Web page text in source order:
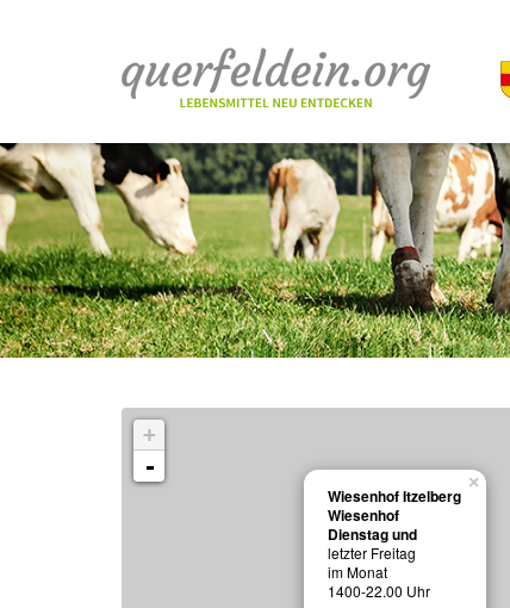
×
Wiesenhof Itzelberg
Wiesenhof
Dienstag und
letzter Freitag
im Monat
1400-22.00 Uhr
+
-